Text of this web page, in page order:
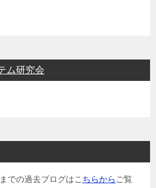
ム研究会
での過去ブログはこ ちらから ご覧